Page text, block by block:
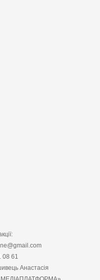
08 61
Анастасія